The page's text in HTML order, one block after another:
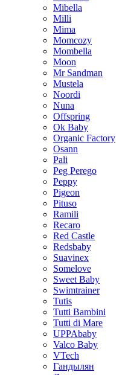
Mibella
Milli
Mima
Momcozy
Mombella
Moon
Mr Sandman
Mustela
Noordi
Nuna
Offspring
Ok Baby
Organic Factory
Osann
Pali
Peg Perego
Peppy
Pigeon
Pituso
Ramili
Recaro
Red Castle
Redsbaby
Suavinex
Somelove
Sweet Baby
Swimtrainer
Tutis
Tutti Bambini
Tutti di Mare
UPPAbaby
Valco Baby
VTech
Гандылян